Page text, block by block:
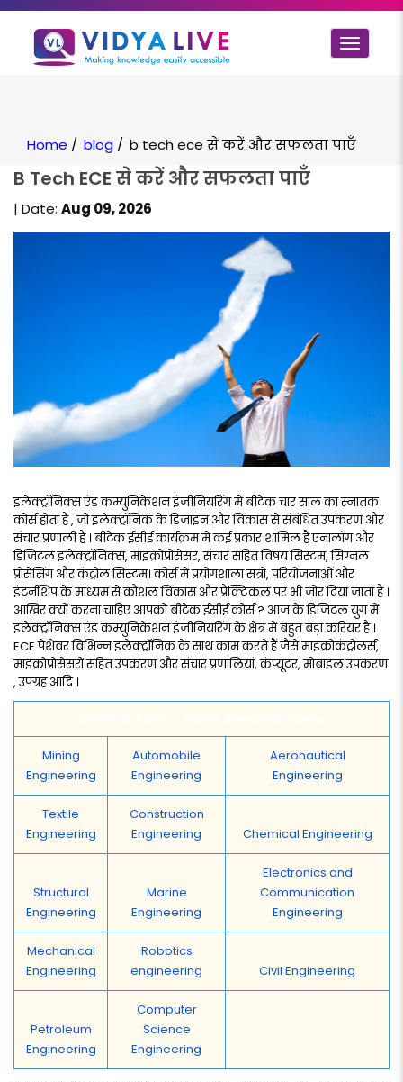
Toggle
Home / blog / b tech ece से करें और सफलता पाएँ
B Tech ECE से करें और सफलता पाएँ
| Date: Aug 09, 2026
इलेक्ट्रॉनिक्स एंड कम्युनिकेशन इंजीनियरिंग में बीटेक चार साल का स्नातक
कोर्स होता है , जो इलेक्ट्रॉनिक के डिजाइन और विकास से संबंधित उपकरण और
संचार प्रणाली है । बीटेक ईसीई कार्यक्रम में कई प्रकार शामिल हैं एनालॉग और
डिजिटल इलेक्ट्रॉनिक्स, माइक्रोप्रोसेसर, संचार सहित विषय सिस्टम, सिग्नल
प्रोसेसिंग और कंट्रोल सिस्टम। कोर्स में प्रयोगशाला सत्रों, परियोजनाओं और
इंटर्नशिप के माध्यम से कौशल विकास और प्रैक्टिकल पर भी जोर दिया जाता है ।
आखिर क्यों करना चाहिए आपको बीटेक ईसीई कोर्स ? आज के डिजिटल युग में
इलेक्ट्रॉनिक्स एंड कम्युनिकेशन इंजीनियरिंग के क्षेत्र में बहुत बड़ा करियर है ।
ECE पेशेवर विभिन्न इलेक्ट्रॉनिक के साथ काम करते हैं जैसे माइक्रोकंट्रोलर्स,
माइक्रोप्रोसेसरों सहित उपकरण और संचार प्रणालियां, कंप्यूटर, मोबाइल उपकरण
, उपग्रह आदि ।
Mining
Engineering
Automobile
Engineering
Aeronautical
Engineering
Textile
Engineering
Construction
Engineering
Chemical Engineering
Structural
Engineering
Marine
Engineering
Electronics and
Communication
Engineering
Mechanical
Engineering
Robotics
engineering
Civil Engineering
Petroleum
Engineering
Computer
Science
Engineering